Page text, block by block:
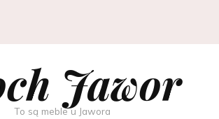
Jawor
To są meble u Jawora